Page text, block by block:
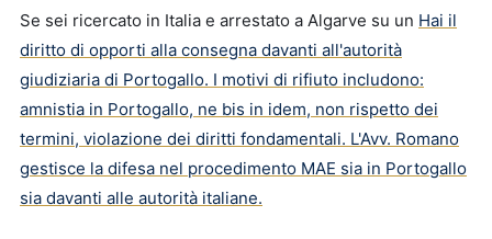
Se sei ricercato in Italia e arrestato a Algarve su un Hai il
diritto di opporti alla consegna davanti all'autorità
giudiziaria di Portogallo. I motivi di rifiuto includono:
amnistia in Portogallo, ne bis in idem, non rispetto dei
termini, violazione dei diritti fondamentali. L'Avv. Romano
gestisce la difesa nel procedimento MAE sia in Portogallo
sia davanti alle autorità italiane.